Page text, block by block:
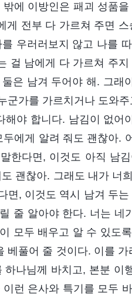
에 이방인은 패괴 성품을
게 전부 다 가르쳐 주면
우러러보지 않고 나를
걸 남에게 다 가르쳐 주
은 남겨 두어야 해. 그래
군가를 가르치거나 도와
야 합니다. 남김이 없어
에게 알려 줘도 괜찮아.
한다면, 이것도 아직 남
괜찮아. 그래도 내가 너
면, 이것도 역시 남겨 두
줄 알아야 한다. 너는 네
모두 배우고 알 수 있도
풀어 줄 것이다. 이를 가
나님께 바치고, 본분 이
런 은사와 특기를 모두